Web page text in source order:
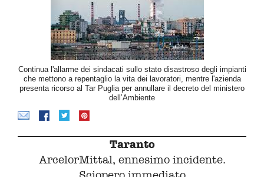
Continua l'allarme dei sindacati sullo stato disastroso degli impianti
che mettono a repentaglio la vita dei lavoratori, mentre l'azienda
presenta ricorso al Tar Puglia per annullare il decreto del ministero
dell’Ambiente
Taranto
ArcelorMittal, ennesimo incidente.